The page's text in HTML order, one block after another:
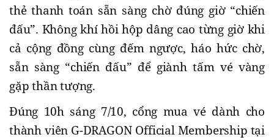
thẻ thanh toán sẵn sàng chờ đúng giờ “chiến
đấu”. Không khí hồi hộp dâng cao từng giờ khi
cả cộng đồng cùng đếm ngược, háo hức chờ,
sẵn sàng “chiến đấu” để giành tấm vé vàng
gặp thần tượng.
Đúng 10h sáng 7/10, cổng mua vé dành cho
thành viên G-DRAGON Official Membership tại